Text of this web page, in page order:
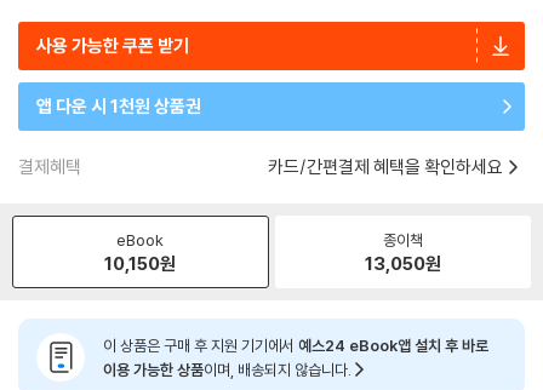
사용 가능한 쿠폰 받기
앱 다운 시 1천원 상품권
결제혜택 카드/간편결제 혜택을 확인하세요
eBook
10,150원
종이책
13,050원
이 상품은 구매 후 지원 기기에서 예스24 eBook앱 설치 후 바로
이용 가능한 상품이며, 배송되지 않습니다.